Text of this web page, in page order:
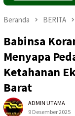
Beranda BERITA
Babinsa
Menyapa
Ketahanan
Barat
ADMIN UTAMA
9 Desember 2025